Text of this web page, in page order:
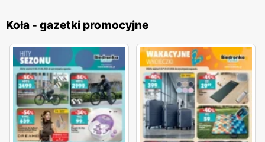
Koła - gazetki promocyjne